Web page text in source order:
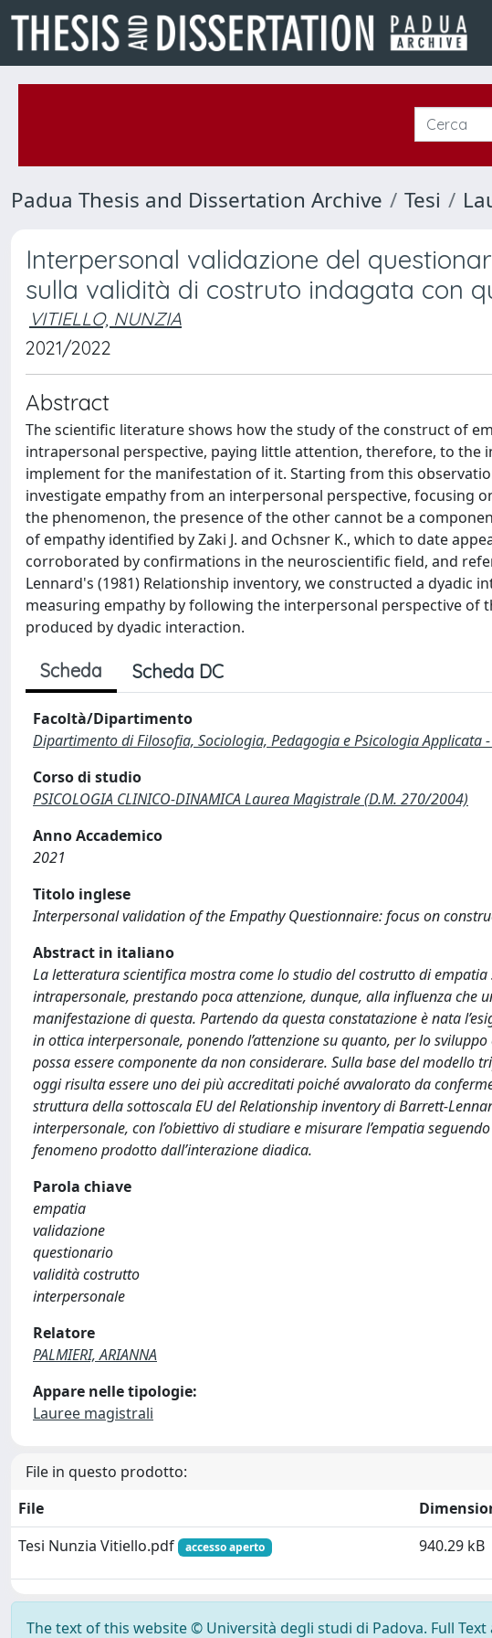
Padua Thesis and Dissertation Archive Tesi
Interpersonal validazione del
sulla validità di costruto indagata con
VITIELLO, NUNZIA
2021/2022
Abstract
The scientific literature shows how the study of the construct of
intrapersonal perspective, paying little attention, therefore, to the
implement for the manifestation of it. Starting from this
investigate empathy from an interpersonal perspective, focusing
the phenomenon, the presence of the other cannot be a
of empathy identified by Zaki J. and Ochsner K., which to date
corroborated by confirmations in the neuroscientific field, and
Lennard's (1981) Relationship inventory, we constructed a
measuring empathy by following the interpersonal perspective of
produced by dyadic interaction.
Scheda Scheda DC
Facoltà/Dipartimento
Dipartimento di Filosofia, Sociologia, Pedagogia e Psicologia Applicata -
Corso di studio
PSICOLOGIA CLINICO-DINAMICA Laurea Magistrale (D.M. 270/2004)
Anno Accademico
2021
Titolo inglese
Interpersonal validation of the Empathy Questionnaire: focus on
Abstract in italiano
La letteratura scientifica mostra come lo studio del costrutto di
intrapersonale, prestando poca attenzione, dunque, alla influenza che
manifestazione di questa. Partendo da questa constatazione è nata
in ottica interpersonale, ponendo l’attenzione su quanto, per lo
possa essere componente da non considerare. Sulla base del modello
oggi risulta essere uno dei più accreditati poiché avvalorato da
struttura della sottoscala EU del Relationship inventory di Barrett-
interpersonale, con l’obiettivo di studiare e misurare l’empatia
fenomeno prodotto dall’interazione diadica.
Parola chiave
empatia
validazione
questionario
validità costrutto
interpersonale
Relatore
PALMIERI, ARIANNA
Appare nelle tipologie:
Lauree magistrali
File in questo prodotto:
File
Tesi Nunzia Vitiello.pdf
accesso aperto 940.29 kB
The text of this website © Università degli studi di Padova. Full